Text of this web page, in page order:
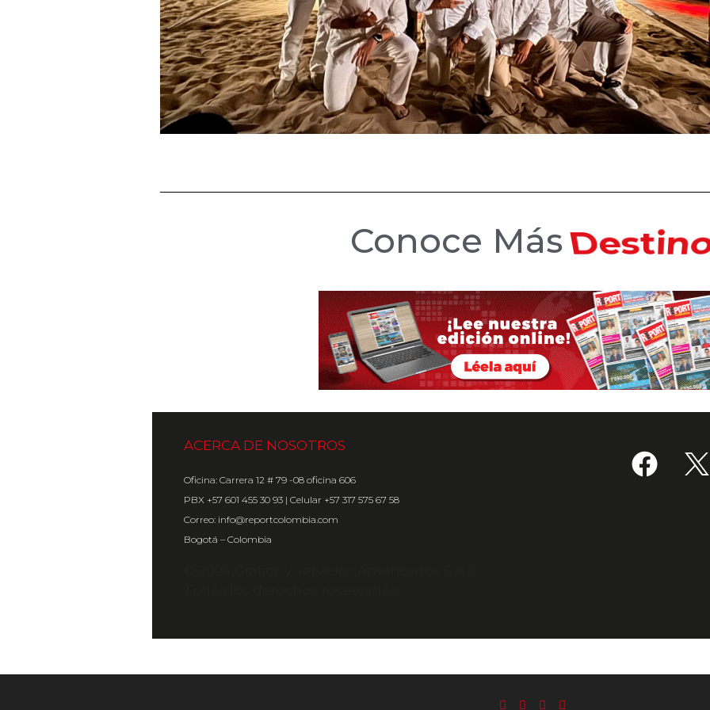
Conoce Más
ACERCA DE NOSOTROS
Oficina: Carrera 12 # 79 -08 oficina 606
PBX +57 601 455 30 93 | Celular +57 317 575 67 58
Correo: info@reportcolombia.com
Bogotá – Colombia